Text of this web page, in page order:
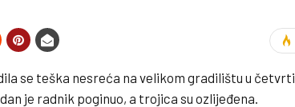
se teška nesreća na velikom gradilištu u četvrti
je radnik poginuo, a trojica su ozlijeđena.